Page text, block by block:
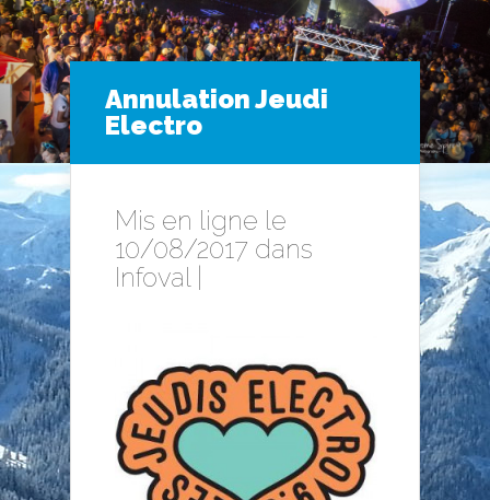
Annulation Jeudi
Electro
Mis en ligne le
10/08/2017 dans
Infoval